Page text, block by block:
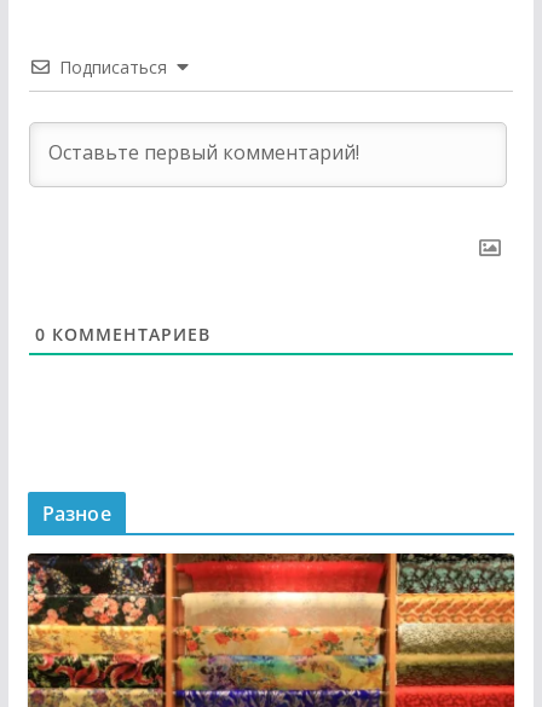
Подписаться
0 КОММЕНТАРИЕВ
Разное